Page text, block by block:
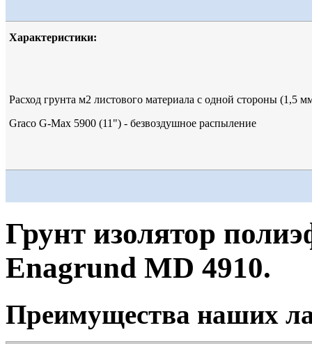
Характеристики:
Расход грунта м2 листового материала с одной стороны (1,5
Graco G-Max 5900 (11") - безвоздушное распыление
Грунт изолятор
Enagrund MD 4910.
Преимущества наших